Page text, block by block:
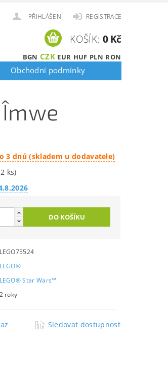
PŘIHLÁŠENÍ REGISTRACE
BGN CZK EUR HUF PLN RON
KOŠÍK: 0 Kč
Obchodní podmínky
3 dnů (skladem u dodavatele)
ks)
LEGO75524
LEGO®
LEGO® Star Wars™
2 roky
Sledovat dostupnost